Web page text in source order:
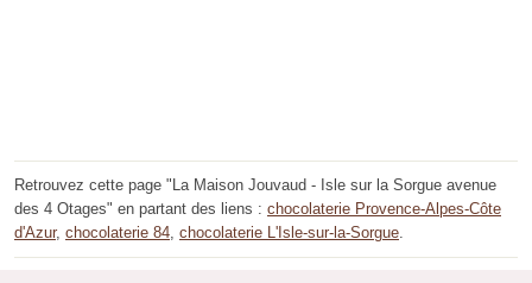
Retrouvez cette page "La Maison Jouvaud - Isle sur la Sorgue avenue
des 4 Otages" en partant des liens : chocolaterie Provence-Alpes-Côte
d'Azur, chocolaterie 84, chocolaterie L'Isle-sur-la-Sorgue.